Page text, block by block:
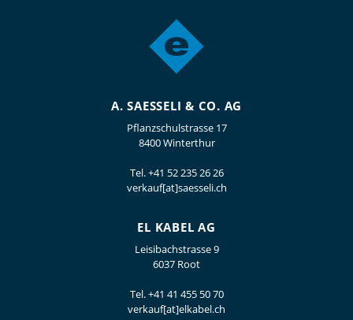
A. SAESSELI & CO. AG
Pflanzschulstrasse 17
8400 Winterthur
Tel.+41 52 235 26 26
verkauf[at]saesseli.ch
EL KABEL AG
Leisibachstrasse 9
6037 Root
Tel.+41 41 455 50 70
verkauf[at]elkabel.ch